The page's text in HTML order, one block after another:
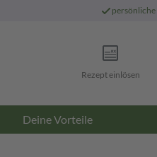
persönliche
Rezept einlösen
Deine Vorteile